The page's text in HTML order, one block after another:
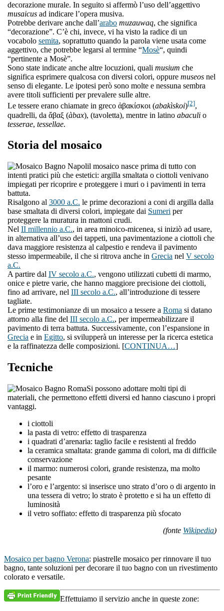
decorazione murale. In seguito si affermò l’uso dell’aggettivo
musaicus ad indicare l’opera musiva.
Potrebbe derivare anche dall’arabo muzauwaq, che significa
“decorazione”. C’è chi, invece, vi ha visto la radice di un
vocabolo semita, soprattutto quando la parola viene usata come
aggettivo, che potrebbe legarsi al termine “Mosè“, quindi
“pertinente a Mosè”.
Sono state indicate anche altre locuzioni, quali musium che
significa esprimere qualcosa con diversi colori, oppure museos nel
senso di elegante. Le ipotesi però sono molte e nessuna sembra
avere titoli sufficienti per prevalere sulle altre.
Le tessere erano chiamate in greco ἀβακίσκοι (abakìskoi)[2],
quadrelli, da ἄβαξ (àbax), (tavoletta), mentre in latino abaculi o
tesserae, tessellae.
Storia del mosaico
l mosaico nasce prima di tutto con
intenti pratici più che estetici: argilla smaltata o ciottoli venivano
impiegati per ricoprire e proteggere i muri o i pavimenti in terra
battuta.
Risalgono al 3000 a.C. le prime decorazioni a coni di argilla dalla
base smaltata di diversi colori, impiegate dai Sumeri per
proteggere la muratura in mattoni crudi.
Nel II millennio a.C., in area minoico-micenea, si iniziò ad usare,
in alternativa all’uso dei tappeti, una pavimentazione a ciottoli che
dava maggiore resistenza al calpestio e rendeva il pavimento
stesso impermeabile, il che si ritrova anche in Grecia nel V secolo
a.C.
A partire dal IV secolo a.C., vengono utilizzati cubetti di marmo,
onice e pietre varie, che hanno maggiore precisione dei ciottoli,
fino ad arrivare, nel III secolo a.C., all’introduzione di tessere
tagliate.
Le prime testimonianze di un mosaico a tessere a Roma si datano
attorno alla fine del III secolo a.C., per impermeabilizzare il
pavimento di terra battuta. Successivamente, con l’espansione in
Grecia e in Egitto, si svilupperà un interesse per la ricerca estetica
e la raffinatezza delle composizioni. [CONTINUA…]
Tecniche
Si possono adottare molti tipi di
materiali, che permettono effetti diversi ed hanno ciascuno i propri
vantaggi.
i ciottoli
la pasta di vetro: effetto di trasparenza
i quadrati d’arenaria: taglio facile e resistenti al freddo
la ceramica smaltata: grande gamma di colori, ma di difficile
conservazione
il marmo: numerosi colori, grande resistenza, ma molto
pesante
l’oro e l’argento: si inserisce uno strato d’oro o di argento in
una tessera di vetro; lo strato è protetto e si ha un effetto di
luminosità
il vetro soffiato: effetto di trasparenza più sfocato
(fonte Wikipedia)
Mosaico per bagno Verona: piastrelle mosaico per rinnovare il tuo
bagno, tante soluzioni per decorare il tuo bagno con un rivestimento
colorato e versatile.
Effettuiamo il servizio anche in queste zone: